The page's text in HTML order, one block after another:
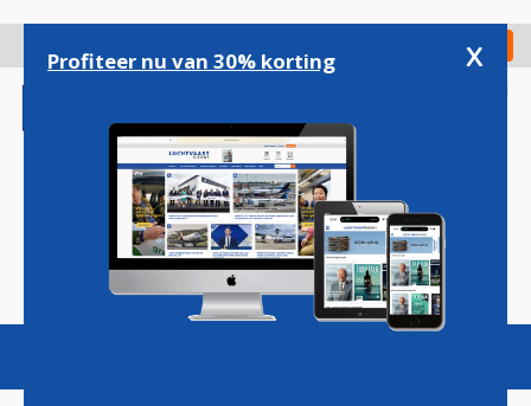
gaan
Check in
Magazine Podcasts Vacatures
Profiteer nu van 30% korting x